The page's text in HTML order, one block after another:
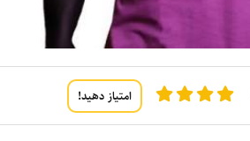
امتیاز دهید!